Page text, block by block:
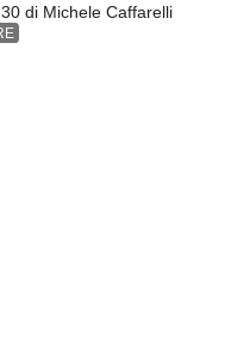
di Michele Caffarelli